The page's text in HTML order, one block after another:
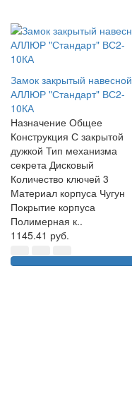
Замок закрытый навесной
АЛЛЮР "Стандарт" ВС2-
10КА
Назначение Общее
Конструкция С закрытой
дужкой Тип механизма
секрета Дисковый
Количество ключей 3
Материал корпуса Чугун
Покрытие корпуса
Полимерная к..
1145.41 руб.